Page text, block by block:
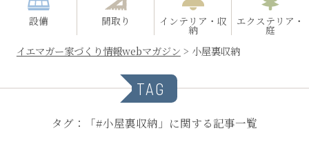
設備 間取り インテリア・収
納
エクステリア・
庭
イエマガー家づくり情報webマガジン > 小屋裏収納
TAG
タグ：「#小屋裏収納」に関する記事一覧